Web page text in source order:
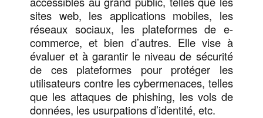
sites web, les applications mobiles, les
réseaux sociaux, les plateformes de e-
commerce, et bien d’autres. Elle vise à
évaluer et à garantir le niveau de sécurité
de ces plateformes pour protéger les
utilisateurs contre les cybermenaces, telles
que les attaques de phishing, les vols de
données, les usurpations d’identité, etc.